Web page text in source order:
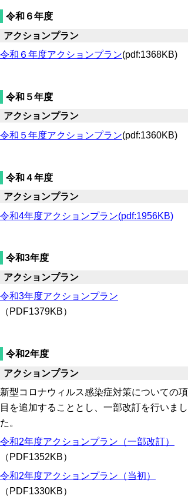
令和６年度
アクションプラン
令和６年度アクションプラン(pdf:1368KB)
令和５年度
アクションプラン
令和５年度アクションプラン(pdf:1360KB)
令和４年度
アクションプラン
令和4年度アクションプラン(pdf:1956KB)
令和3年度
アクションプラン
令和3年度アクションプラン
（PDF1379KB）
令和2年度
アクションプラン
新型コロナウィルス感染症対策についての項
目を追加することとし、一部改訂を行いまし
た。
令和2年度アクションプラン（一部改訂）
（PDF1352KB）
令和2年度アクションプラン（当初）
（PDF1330KB）